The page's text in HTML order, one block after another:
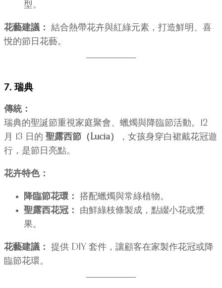
型。
花藝建議：
結合熱帶花卉與紅綠元素，打造鮮明、喜
悅的節日花藝。
7. 瑞典
傳統：
瑞典的聖誕節重視家庭聚會、蠟燭與降臨節活動。12
月 13 日的 聖露西節（Lucia）
，女孩身穿白裙戴花冠遊
行，是節日亮點。
花卉特色：
降臨節花環：
搭配蠟燭與常綠植物。
聖露西花冠：
由鮮綠枝條製成，點綴小花或漿
果。
花藝建議：
提供 DIY 套件，讓顧客在家製作花冠或降
臨節花環。